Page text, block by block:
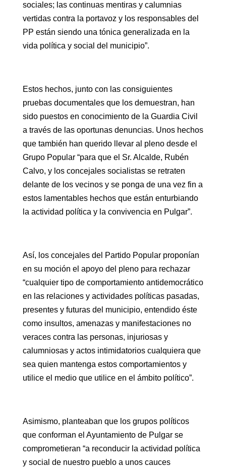
sociales; las continuas mentiras y calumnias
vertidas contra la portavoz y los responsables del
PP están siendo una tónica generalizada en la
vida política y social del municipio”.
Estos hechos, junto con las consiguientes
pruebas documentales que los demuestran, han
sido puestos en conocimiento de la Guardia Civil
a través de las oportunas denuncias. Unos hechos
que también han querido llevar al pleno desde el
Grupo Popular “para que el Sr. Alcalde, Rubén
Calvo, y los concejales socialistas se retraten
delante de los vecinos y se ponga de una vez fin a
estos lamentables hechos que están enturbiando
la actividad política y la convivencia en Pulgar”.
Así, los concejales del Partido Popular proponían
en su moción el apoyo del pleno para rechazar
“cualquier tipo de comportamiento antidemocrático
en las relaciones y actividades políticas pasadas,
presentes y futuras del municipio, entendido éste
como insultos, amenazas y manifestaciones no
veraces contra las personas, injuriosas y
calumniosas y actos intimidatorios cualquiera que
sea quien mantenga estos comportamientos y
utilice el medio que utilice en el ámbito político”.
Asimismo, planteaban que los grupos políticos
que conforman el Ayuntamiento de Pulgar se
comprometieran “a reconducir la actividad política
y social de nuestro pueblo a unos cauces